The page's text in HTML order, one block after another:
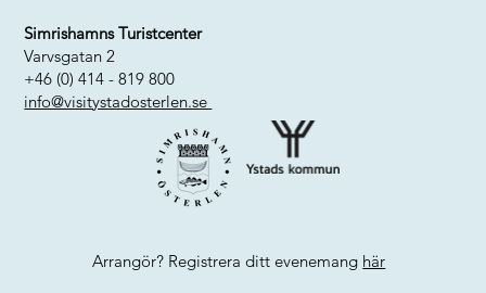
Simrishamns Turistcenter
Varvsgatan 2
+46 (0) 414 - 819 800
info@visitystadosterlen.se
Arrangör? Registrera ditt evenemang här